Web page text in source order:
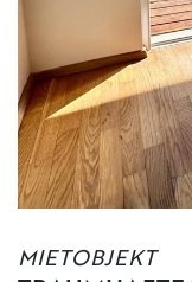
MIETOBJEKT